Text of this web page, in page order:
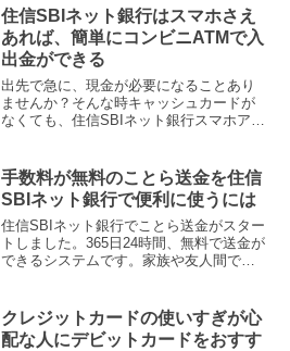
け取る側の設定をしておくことも重要で
す。今回は住信SBIネット銀行でことら送
金を受け取る側の設定の解説をします。
住信SBIネット銀行はスマホさえ
あれば、簡単にコンビニATMで入
出金ができる
出先で急に、現金が必要になることあり
ませんか？そんな時キャッシュカードが
なくても、住信SBIネット銀行スマホアプ
を紹介をします。
手数料が無料のことら送金を住信
SBIネット銀行で便利に使うには
住信SBIネット銀行でことら送金がスター
トしました。365日24時間、無料で送金が
できるシステムです。家族や友人間で使
クレジットカードの使いすぎが心
配な人にデビットカードをおすす